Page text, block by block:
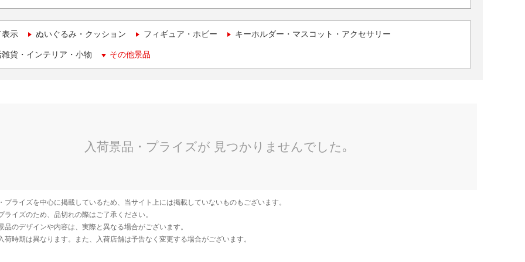
表示 ぬいぐるみ・クッション フィギュア・ホビー キーホルダー・マスコット・アクセサリー
貨・インテリア・小物 その他景品